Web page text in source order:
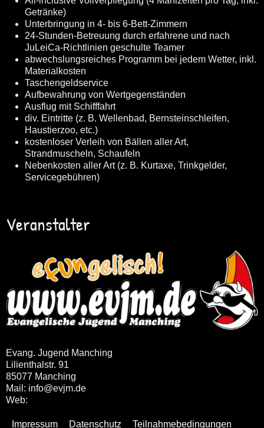
Getränke)
Unterbringung in 4- bis 6-Bett-Zimmern
24-Stunden-Betreuung durch erfahrene und nach
JuLeiCa-Richtlinien geschulte Teamer
abwechslungsreiches Programm bei jedem Wetter, inkl.
Materialkosten
Taschengeldservice
Aufbewahrung von Wertgegenständen
Ausflug mit Schifffahrt
div. Eintritte (z. B. Wellenbad, Bernsteinschleifen,
Haustierzoo, etc.)
kostenloser Verleih von Bällen aller Art,
Strandmuscheln, Schaufeln
Nebenkosten aller Art (z. B. Kurtaxe, Trinkgelder,
Servicegebühren)
Veranstalter
Evang. Jugend Manching
Lilienthalstr. 91
85077 Manching
Mail: info@evjm.de
Web:
Impressum Datenschutz Teilnahmebedingungen